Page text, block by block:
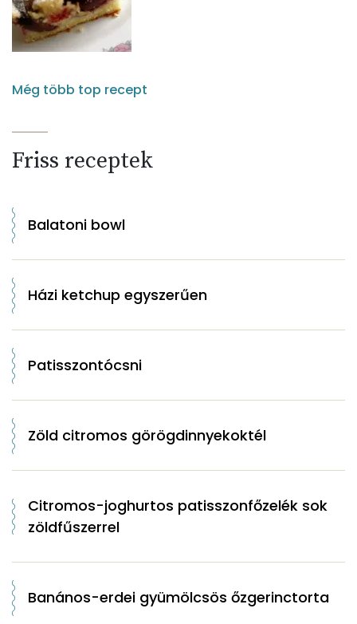
Még több top recept
Friss receptek
Balatoni bowl
Házi ketchup egyszerűen
Patisszontócsni
Zöld citromos görögdinnyekoktél
Citromos-joghurtos patisszonfőzelék sok
zöldfűszerrel
Banános-erdei gyümölcsös őzgerinctorta